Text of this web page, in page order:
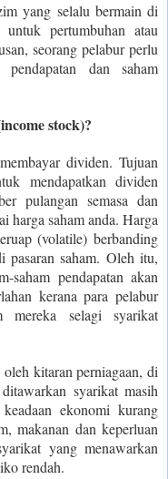
yang selalu bermain di
pertumbuhan atau
seorang pelabur perlu
pendapatan dan saham
stock)?
dividen. Tujuan
mendapatkan dividen
pulangan semasa dan
harga saham anda. Harga
(volatile) berbanding
pasaran saham. Oleh itu,
saham pendapatan akan
kerana para pelabur
mereka selagi syarikat
kitaran perniagaan, di
syarikat masih
ekonomi kurang
makanan dan keperluan
yang menawarkan
rendah.